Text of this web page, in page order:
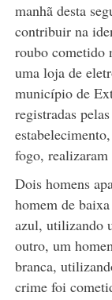
manhã desta
contribuir na
roubo cometido
uma loja de
município de
registradas
fogo, realizaram
Dois homens
homem de
azul, utilizando
outro, um
branca,
crime foi